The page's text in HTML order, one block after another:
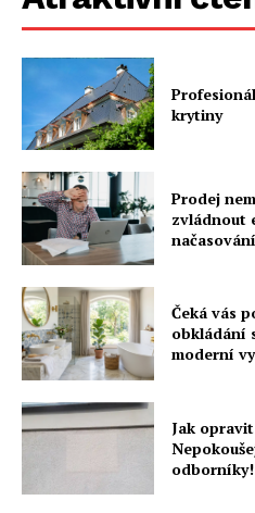
krytiny
Prodej
zvládnout
načasování
Čeká vás
obkládání
moderní
Jak
odborníky!